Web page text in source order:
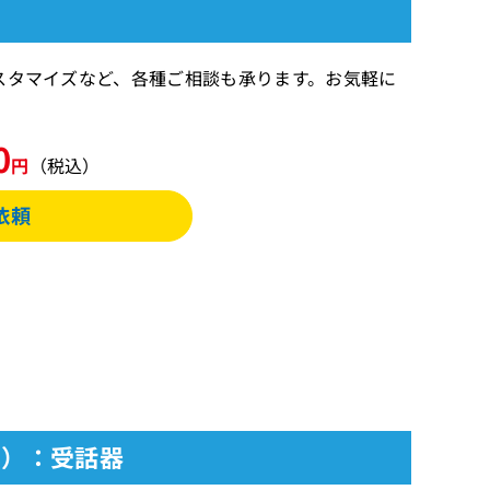
イズなど、各種ご相談も承ります。お気軽に
円 （税込）
：受話器